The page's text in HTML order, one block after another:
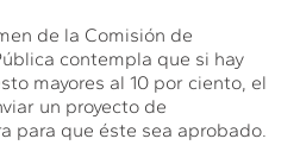
de la Comisión de
contempla que si hay
mayores al 10 por ciento, el
un proyecto de
para que éste sea aprobado.